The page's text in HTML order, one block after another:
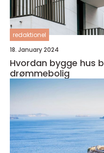
redaktionel
18. January 2024
Hvordan bygge hus
drømmebolig